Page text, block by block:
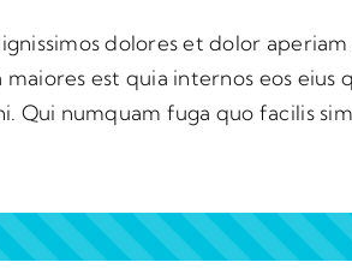
dolores et dolor
maiores est quia internos eos
Qui numquam fuga quo facilis